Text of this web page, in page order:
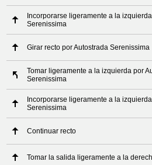
Incorporarse ligeramente a la
Serenissima
Girar recto por Autostrada Serenissima
Tomar ligeramente a la izquierda por
Serenissima
Incorporarse ligeramente a la
Serenissima
Continuar recto
Tomar la salida ligeramente a la